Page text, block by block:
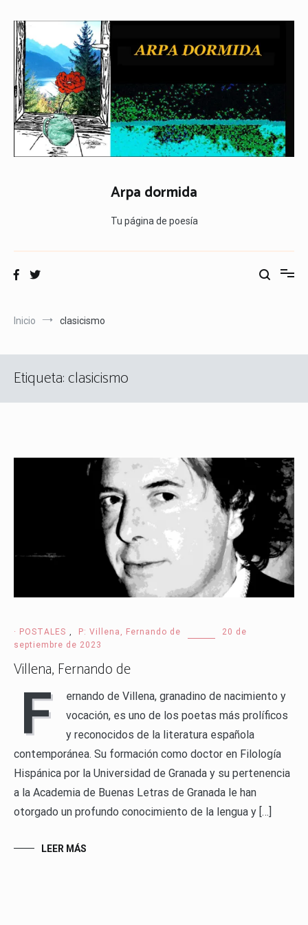
contenido
Arpa dormida
Tu página de poesía
Inicio clasicismo
Etiqueta:clasicismo
· POSTALES , P: Villena, Fernando de
20 de
septiembre de 2023
Villena, Fernando de
F
ernando de Villena, granadino de nacimiento y
vocación, es uno de los poetas más prolíficos
y reconocidos de la literatura española
contemporánea. Su formación como doctor en Filología
Hispánica por la Universidad de Granada y su pertenencia
a la Academia de Buenas Letras de Granada le han
otorgado un profundo conocimiento de la lengua y […]
LEER MÁS